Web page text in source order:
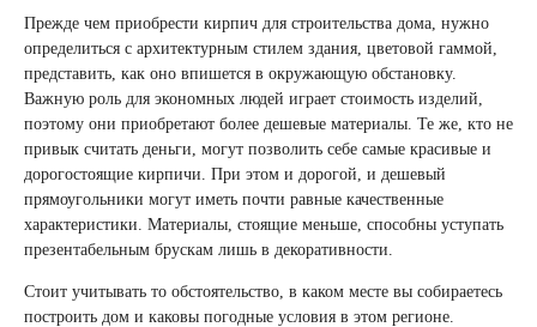
Прежде чем приобрести кирпич для строительства дома, нужно
определиться с архитектурным стилем здания, цветовой гаммой,
представить, как оно впишется в окружающую обстановку.
Важную роль для экономных людей играет стоимость изделий,
поэтому они приобретают более дешевые материалы. Те же, кто не
привык считать деньги, могут позволить себе самые красивые и
дорогостоящие кирпичи. При этом и дорогой, и дешевый
прямоугольники могут иметь почти равные качественные
характеристики. Материалы, стоящие меньше, способны уступать
презентабельным брускам лишь в декоративности.
Стоит учитывать то обстоятельство, в каком месте вы собираетесь
построить дом и каковы погодные условия в этом регионе.